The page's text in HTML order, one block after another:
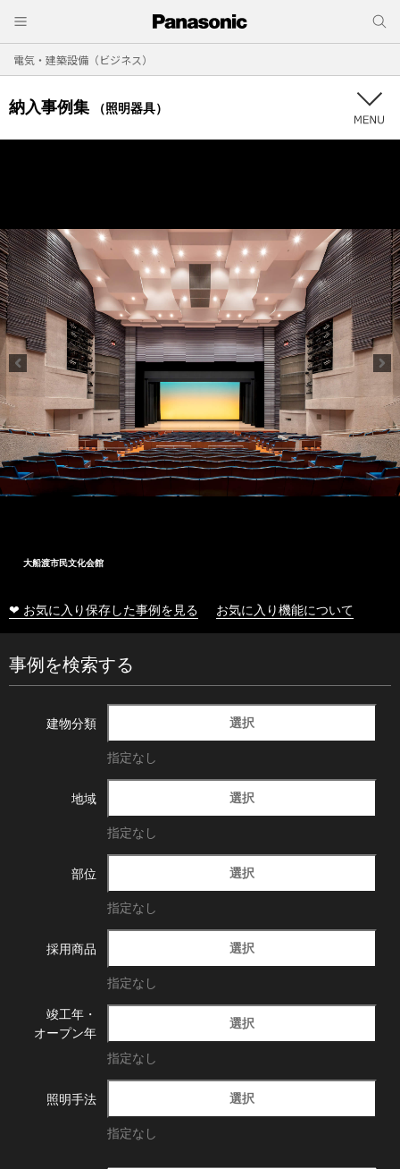
電気・建築設備（ビジネス）
納入事例集 （照明器具）
大船渡市民文化会館
❤ お気に入り保存した事例を見る お気に入り機能について
事例を検索する
建物分類 選択
指定なし
地域 選択
指定なし
部位 選択
指定なし
採用商品 選択
指定なし
竣工年・
オープン年
選択
指定なし
照明手法 選択
指定なし